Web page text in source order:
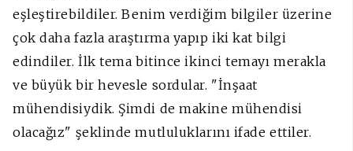
eşleştirebildiler. Benim verdiğim bilgiler üzerine
çok daha fazla araştırma yapıp iki kat bilgi
edindiler. İlk tema bitince ikinci temayı merakla
ve büyük bir hevesle sordular. "İnşaat
mühendisiydik. Şimdi de makine mühendisi
olacağız" şeklinde mutluluklarını ifade ettiler.